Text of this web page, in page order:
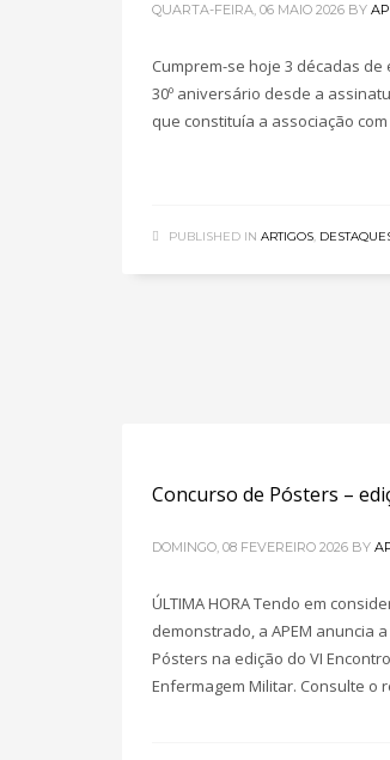
QUARTA-FEIRA, 06 MAIO 2026 BY
Cumprem-se hoje 3 décadas de
30º aniversário desde a
que constituía a associação
PUBLISHED IN ARTIGOS,
Concurso de Pósters –
DOMINGO, 08 FEVEREIRO 2026 BY
ÚLTIMA HORA Tendo em
demonstrado, a APEM anuncia
Pósters na edição do VI
Enfermagem Militar. Consulte o